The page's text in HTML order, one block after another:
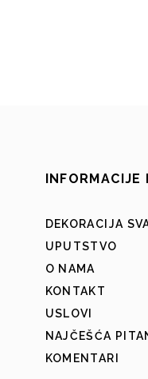
INFORMACIJE
DEKORACIJA
UPUTSTVO
O NAMA
KONTAKT
USLOVI
NAJČEŠĆA
KOMENTARI